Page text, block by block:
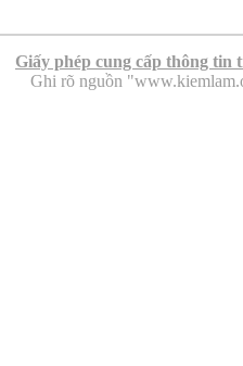
Giấy phép cung cấp thông tin
Ghi rõ nguồn